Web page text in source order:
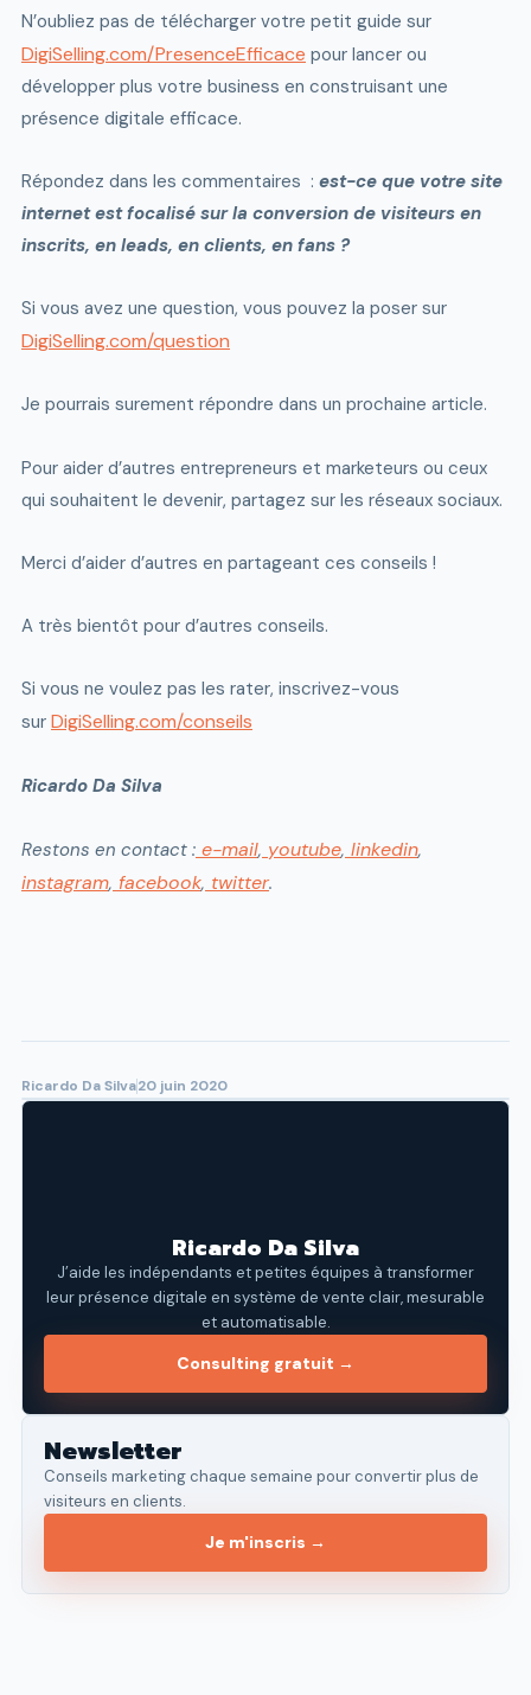
N’oubliez pas de télécharger votre petit guide sur
DigiSelling.com/PresenceEfficace pour lancer ou
développer plus votre business en construisant une
présence digitale efficace.
Répondez dans les commentaires : est-ce que votre site
internet est focalisé sur la conversion de visiteurs en
inscrits, en leads, en clients, en fans ?
Si vous avez une question, vous pouvez la poser sur
DigiSelling.com/question
Je pourrais surement répondre dans un prochaine article.
Pour aider d’autres entrepreneurs et marketeurs ou ceux
qui souhaitent le devenir, partagez sur les réseaux sociaux.
Merci d’aider d’autres en partageant ces conseils !
A très bientôt pour d’autres conseils.
Si vous ne voulez pas les rater, inscrivez-vous
sur DigiSelling.com/conseils
Ricardo Da Silva
Restons en contact : e-mail, youtube, linkedin,
instagram, facebook, twitter.
Ricardo Da Silva20 juin 2020
Ricardo Da Silva
J’aide les indépendants et petites équipes à transformer
leur présence digitale en système de vente clair, mesurable
et automatisable.
Consulting gratuit →
Newsletter
Conseils marketing chaque semaine pour convertir plus de
visiteurs en clients.
Je m'inscris →